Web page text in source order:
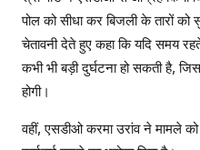
पोल को सीधा कर बिजली के तारों को
चेतावनी देते हुए कहा कि यदि समय
कभी भी बड़ी दुर्घटना हो सकती है,
होगी।
वहीं, एसडीओ करमा उरांव ने मामले